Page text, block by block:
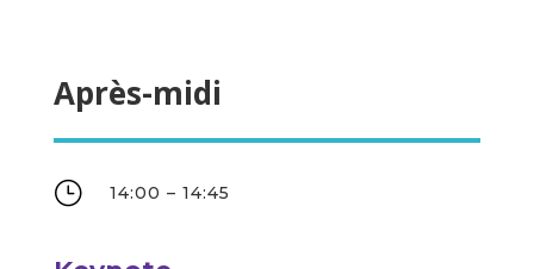
Après-midi
} 14:00 – 14:45